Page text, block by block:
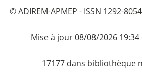
© ADIREM-APMEP - ISSN 1292-
Mise à jour 08/08/2026 19:34
17177 dans bibliothèque